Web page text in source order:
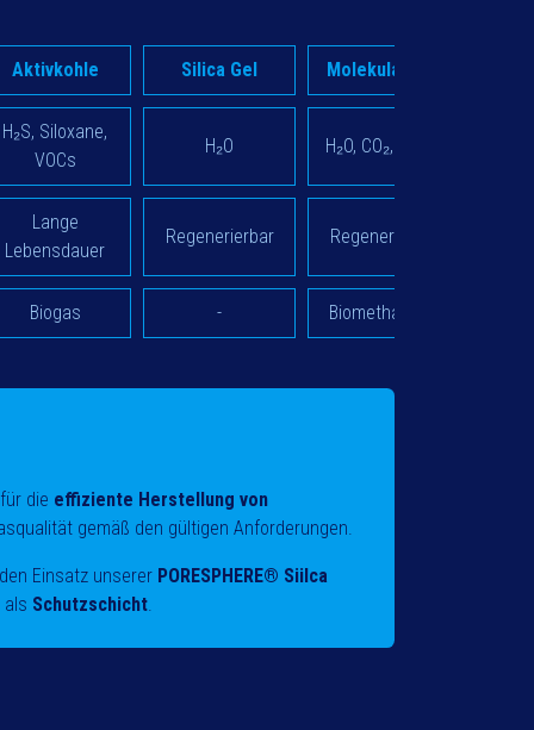
Aktivkohle Silica Gel Molekularsieb
H₂S, Siloxane,
VOCs
H₂O H₂O, CO₂, O₂, N₂
Lange
Lebensdauer
Regenerierbar Regenerierbar
Biogas - Biomethangas
die effiziente Herstellung von
gemäß den gültigen Anforderungen.
Einsatz unserer PORESPHERE® Siilca
als Schutzschicht.